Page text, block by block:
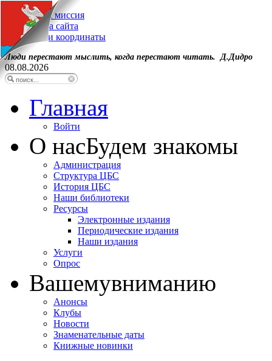
Наша миссия
Карта сайта
Наши координаты
Люди перестают мыслить, когда перестают читать. Д.Дидро
08.08.2026
Главная
Войти
О насБудем знакомы
Администрация
Структура ЦБС
История ЦБС
Наши библиотеки
Ресурсы
Электронные издания
Периодические издания
Наши издания
Услуги
Опрос
Вашемувниманию
Анонсы
Клубы
Новости
Знаменательные даты
Книжные новинки